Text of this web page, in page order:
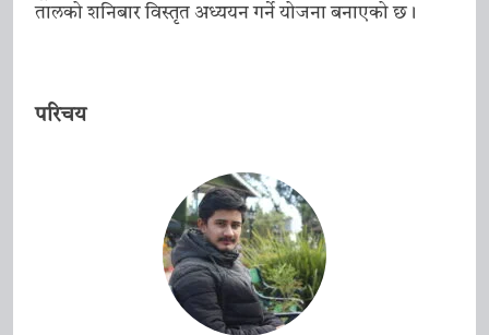
तालको शनिबार विस्तृत अध्ययन गर्ने योजना बनाएको छ।
परिचय